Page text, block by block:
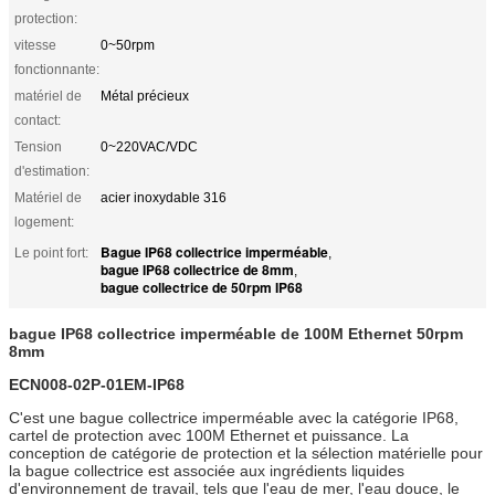
protection:
vitesse
fonctionnante:
0~50rpm
matériel de
contact:
Métal précieux
Tension
d'estimation:
0~220VAC/VDC
Matériel de
logement:
acier inoxydable 316
Le point fort: Bague IP68 collectrice imperméable,
bague IP68 collectrice de 8mm,
bague collectrice de 50rpm IP68
bague IP68 collectrice imperméable de 100M Ethernet 50rpm
8mm
ECN008-02P-01EM-IP68
C'est une bague collectrice imperméable avec la catégorie IP68,
cartel de protection avec 100M Ethernet et puissance. La
conception de catégorie de protection et la sélection matérielle pour
la bague collectrice est associée aux ingrédients liquides
d'environnement de travail, tels que l'eau de mer, l'eau douce, le